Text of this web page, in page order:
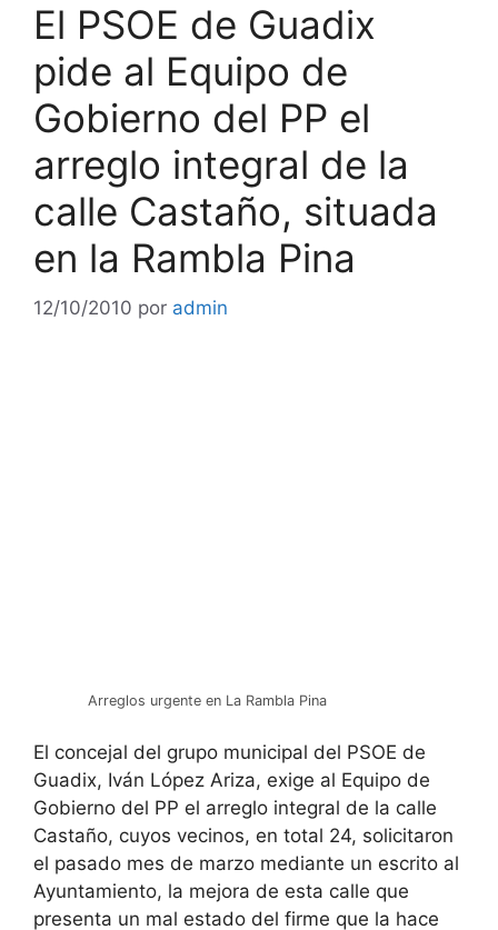
El PSOE de Guadix
pide al Equipo de
Gobierno del PP el
arreglo integral de la
calle Castaño, situada
en la Rambla Pina
12/10/2010 por admin
Arreglos urgente en La Rambla Pina
El concejal del grupo municipal del PSOE de
Guadix, Iván López Ariza, exige al Equipo de
Gobierno del PP el arreglo integral de la calle
Castaño, cuyos vecinos, en total 24, solicitaron
el pasado mes de marzo mediante un escrito al
Ayuntamiento, la mejora de esta calle que
presenta un mal estado del firme que la hace